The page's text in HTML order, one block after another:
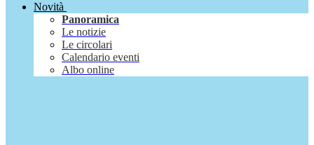
Novità
Panoramica
Le notizie
Le circolari
Calendario eventi
Albo online